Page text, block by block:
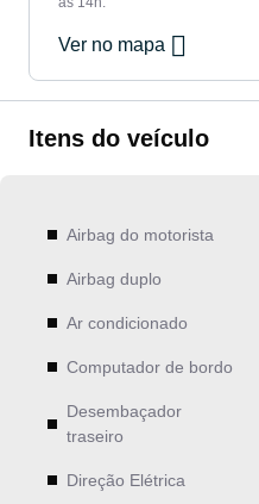
Ver no mapa
Itens do veículo
Airbag do motorista
Airbag duplo
Ar condicionado
Computador de bordo
Desembaçador
traseiro
Direção Elétrica